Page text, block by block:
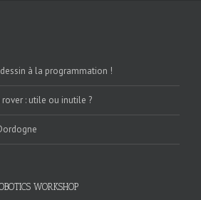
à la programmation !
: utile ou inutile ?
WORKSHOP